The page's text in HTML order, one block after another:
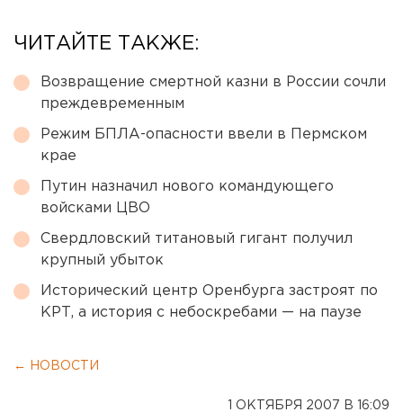
ЧИТАЙТЕ ТАКЖЕ:
Возвращение смертной казни в России сочли
преждевременным
Режим БПЛА-опасности ввели в Пермском
крае
Путин назначил нового командующего
войсками ЦВО
Свердловский титановый гигант получил
крупный убыток
Исторический центр Оренбурга застроят по
КРТ, а история с небоскребами — на паузе
← НОВОСТИ
1 ОКТЯБРЯ 2007 В 16:09